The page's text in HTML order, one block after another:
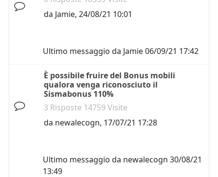
da Jamie, 24/08/21 10:01
Ultimo messaggio da Jamie06/09/21 17:42
È possibile fruire del Bonus mobili
qualora venga riconosciuto il
Sismabonus 110%
3 Risposte 14759 Visite
da newalecogn, 17/07/21 17:28
Ultimo messaggio da newalecogn 30/08/21
13:49